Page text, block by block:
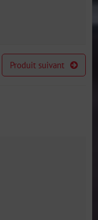
Produit suivant